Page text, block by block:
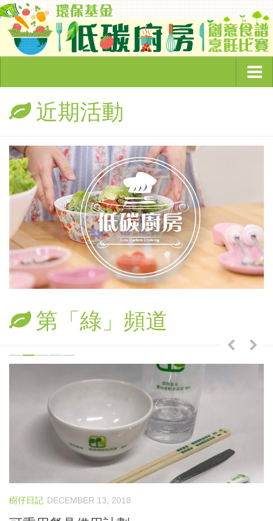
主頁
頻道簡介
環保節目
奇怪的環保故事
綠色企業大追蹤
睇你有幾Green
低碳廚房
環保資訊
綠色文章
樹仔日記
綠色分享
資助拍攝計劃
作品欣賞
計劃詳情
近期活動
第「綠」頻道
樹仔日記 DECEMBER 13, 2018